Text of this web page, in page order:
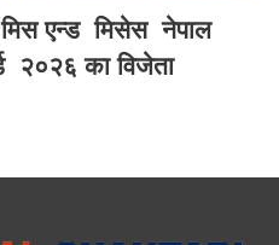
एन्ड मिसेस नेपाल
२०२६ का विजेता